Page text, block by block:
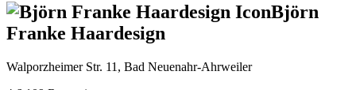
Björn
Franke Haardesign
Walporzheimer Str. 11, Bad Neuenahr-Ahrweiler